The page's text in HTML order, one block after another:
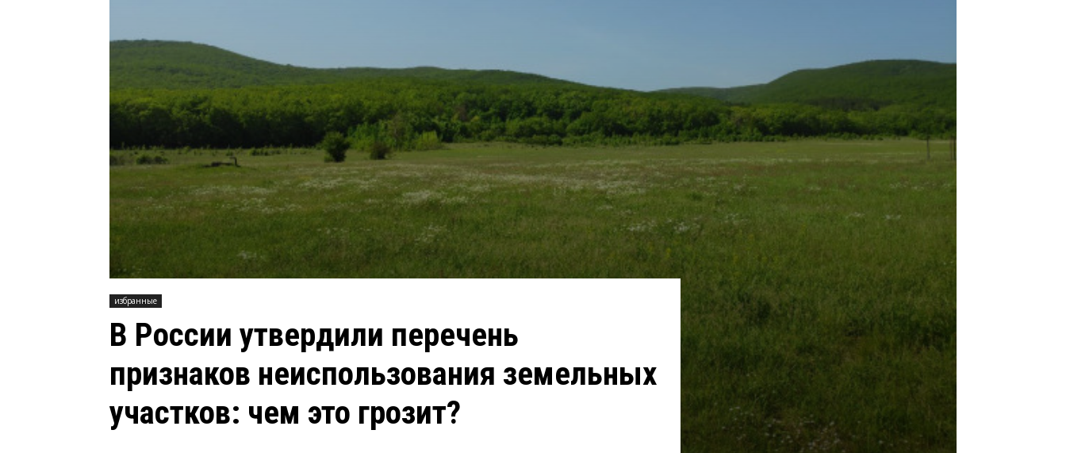
избранные
В России утвердили перечень
признаков неиспользования земельных
участков: чем это грозит?